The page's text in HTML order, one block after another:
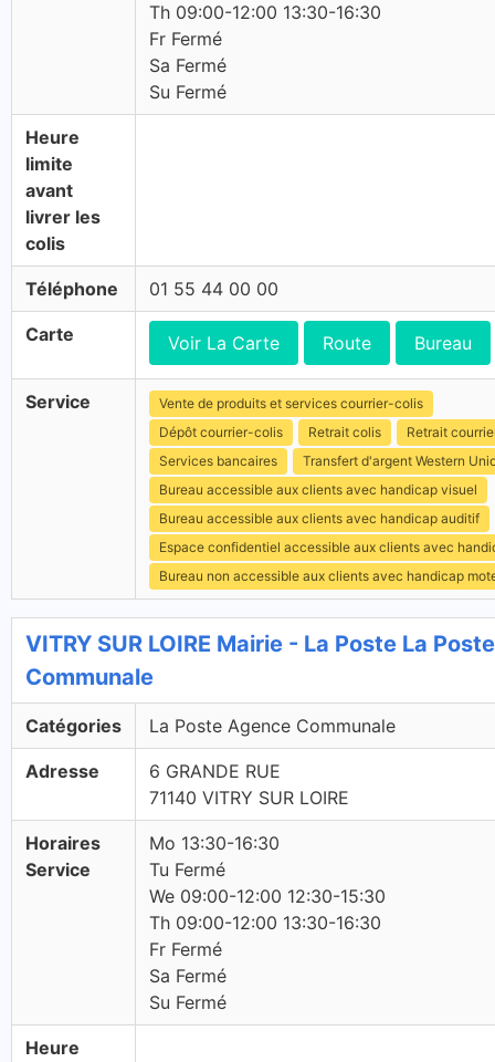
Th 09:00-12:00 13:30-16:30
Fr Fermé
Sa Fermé
Su Fermé
Heure
limite
avant
livrer les
colis
Téléphone 01 55 44 00 00
Carte Voir La Carte Route Bureau
Service
Vente de produits et services courrier-colis
Dépôt courrier-colis
Retrait colis
Retrait
Services bancaires
Transfert d'argent Western
Bureau accessible aux clients avec handicap visuel
Bureau accessible aux clients avec handicap auditif
Espace confidentiel accessible aux clients avec
Bureau non accessible aux clients avec handicap
VITRY SUR LOIRE Mairie - La Poste La
Communale
Catégories La Poste Agence Communale
Adresse
6 GRANDE RUE
71140 VITRY SUR LOIRE
Horaires
Service
Mo 13:30-16:30
Tu Fermé
We 09:00-12:00 12:30-15:30
Th 09:00-12:00 13:30-16:30
Fr Fermé
Sa Fermé
Su Fermé
Heure